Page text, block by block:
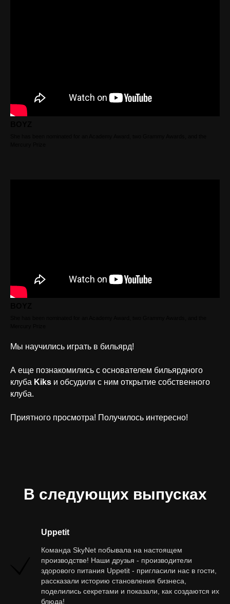
Мы научились играть в бильярд!
А еще познакомились с основателем бильярдного
клуба Kiks и обсудили с ним открытие собственного
клуба.
Приятного просмотра! Получилось интересно!
В следующих выпусках
Uppetit
Команда SkyNet побывала на настоящем
производстве! Наши друзья - производители
здорового питания Uppetit - пригласили нас в гости,
рассказали историю становления бизнеса,
поделились секретами и показали, как создаются их
блюда!